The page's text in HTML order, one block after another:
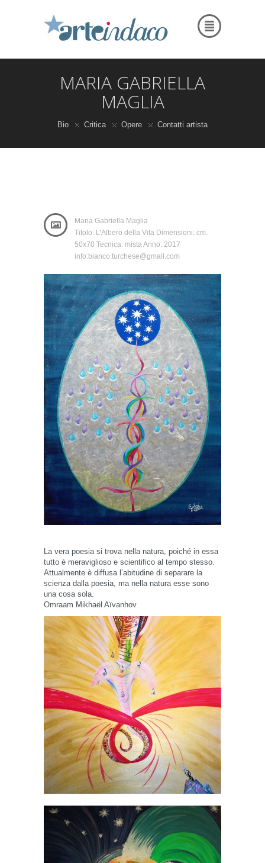
MARIA GABRIELLA
MAGLIA
Bio Critica Opere Contatti artista
Maria Gabriella Maglia
Titolo: L'Albero della Vita Dimensioni: cm.
50x70 Tecnica: mista Anno: 2017
info:bianco.turchese@gmail.com
La vera poesia si trova nella natura, poiché in essa
tutto è meraviglioso e scientifico al tempo stesso.
Attualmente è diffusa l’abitudine di separare la
scienza dalla poesia, ma nella natura esse sono
una cosa sola.
Omraam Mikhaёl Aïvanhov